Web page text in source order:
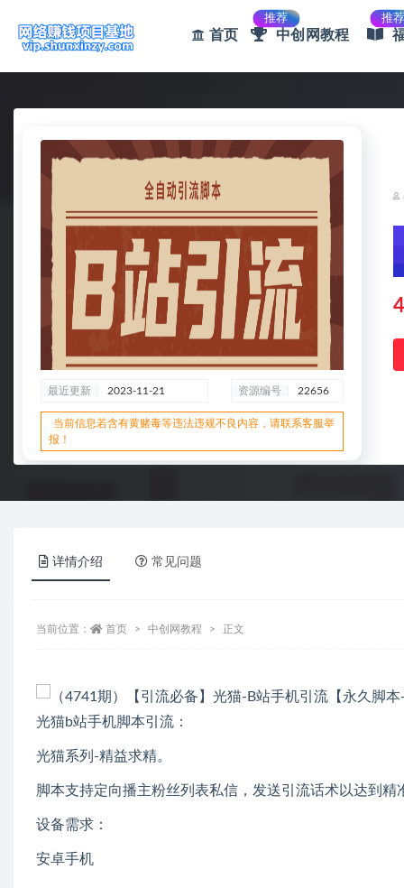
首页
推荐
中创网教程
推荐
最近更新 2023-11-21 资源编号 22656
当前信息若含有黄赌毒等违法违规不良内容，请联系客服举
报！
详情介绍 常见问题
当前位置： 首页 中创网教程 正文
光猫b站手机脚本引流：
光猫系列-精益求精。
脚本支持定向播主粉丝列表私信，发送引流话术以达到精
设备需求：
安卓手机